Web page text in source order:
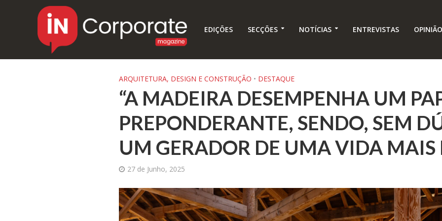
EDIÇÕES SECÇÕES NOTÍCIAS ENTREVISTAS OPINIÃO
ARQUITETURA, DESIGN E CONSTRUÇÃO • DESTAQUE
“A MADEIRA DESEMPENHA UM
PREPONDERANTE, SENDO, SEM
UM GERADOR DE UMA VIDA MAIS
27 de Junho, 2025